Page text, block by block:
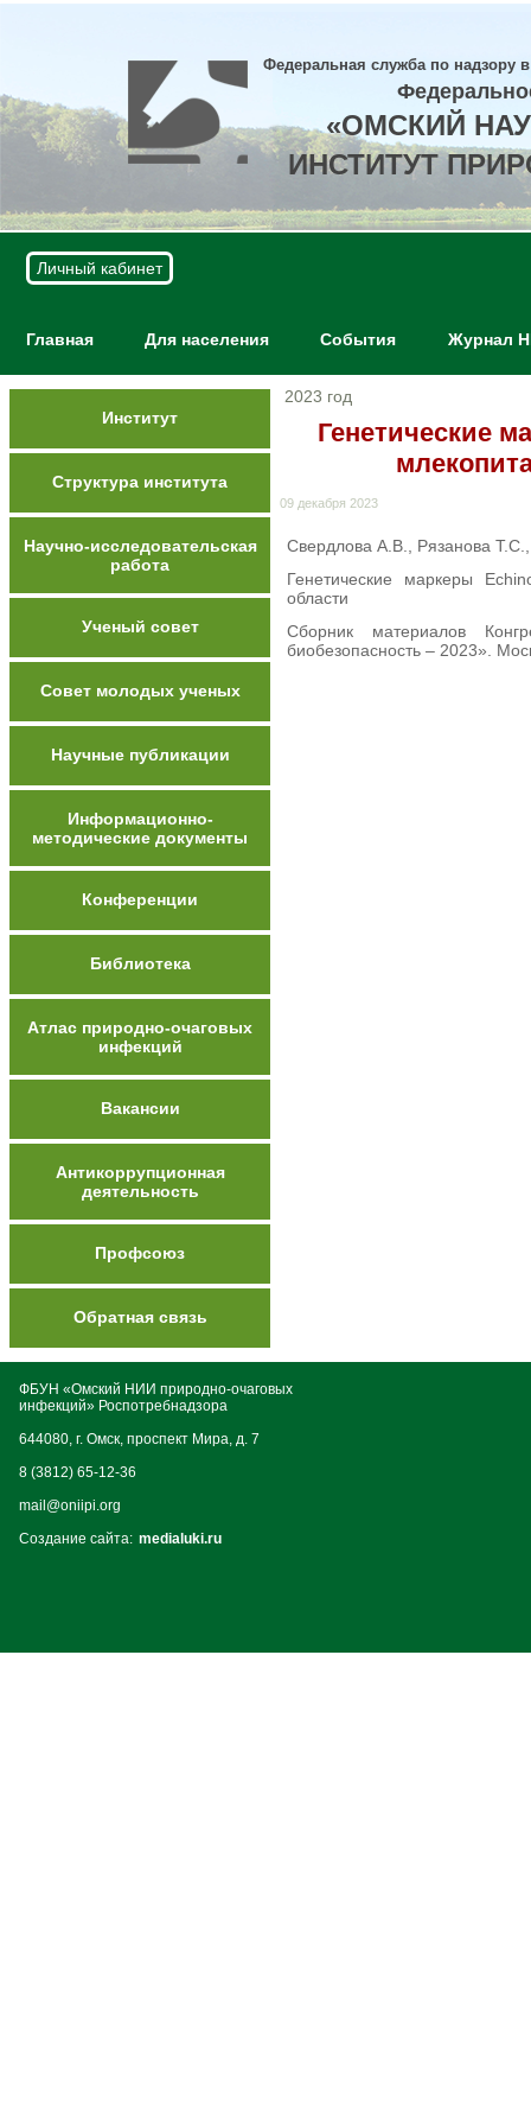
Федеральная служба по надзору
«ОМСКИЙ
ИНСТИТУТ
Личный кабинет
Главная Для населения События Журнал
Институт
Структура института
Научно-исследовательская
работа
Ученый совет
Совет молодых ученых
Научные публикации
Информационно-
методические документы
Конференции
Библиотека
Атлас природно-очаговых
инфекций
Вакансии
Антикоррупционная
деятельность
Профсоюз
Обратная связь
2023 год
Генетические
09 декабря 2023
Свердлова А.В., Рязанова
Генетические маркеры
области
Сборник материалов
биобезопасность – 2023».
ФБУН «Омский НИИ природно-очаговых
инфекций» Роспотребнадзора
644080, г. Омск, проспект Мира, д. 7
8 (3812) 65-12-36
mail@oniipi.org
Создание сайта: medialuki.ru